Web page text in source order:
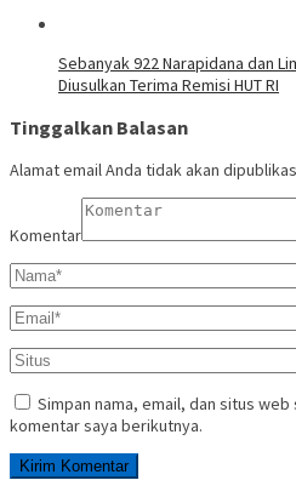
Sebanyak 922 Narapidana dan
Diusulkan Terima Remisi HUT RI
Tinggalkan Balasan
Alamat email Anda tidak akan
Komentar
Simpan nama, email, dan situs
komentar saya berikutnya.